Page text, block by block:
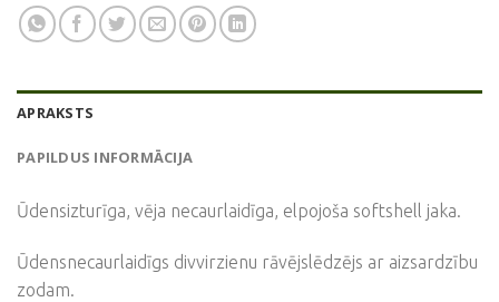
APRAKSTS
PAPILDUS INFORMĀCIJA
Ūdensizturīga, vēja necaurlaidīga, elpojoša softshell jaka.
Ūdensnecaurlaidīgs divvirzienu rāvējslēdzējs ar aizsardzību
zodam.